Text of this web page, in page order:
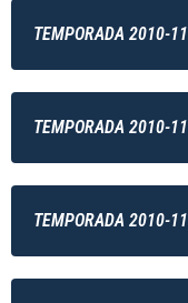
TEMPORADA 2010-11
TEMPORADA 2010-11
TEMPORADA 2010-11